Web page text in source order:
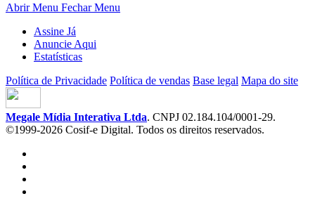
Abrir Menu Fechar Menu
Assine Já
Anuncie Aqui
Estatísticas
Política de Privacidade Política de vendas Base legal Mapa do site
Megale Mídia Interativa Ltda. CNPJ 02.184.104/0001-29.
©1999-2026 Cosif-e Digital. Todos os direitos reservados.